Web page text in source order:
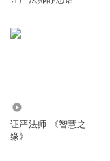
证严法师-《智慧之
缘》